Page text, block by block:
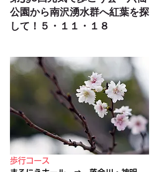
公園から南沢湧水群へ紅葉を探
して！５・１１・１８
歩行コース